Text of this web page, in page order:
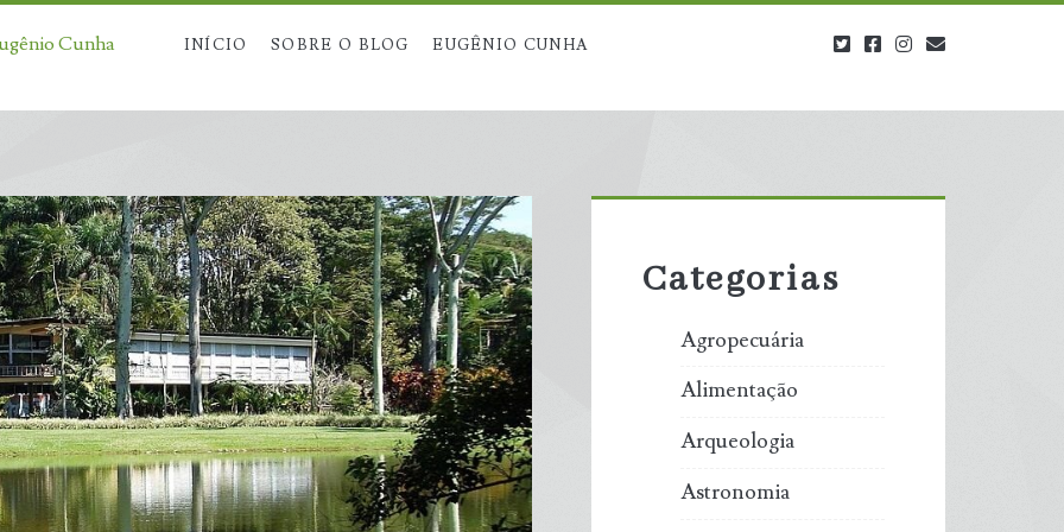
Cunha INÍCIO SOBRE O BLOG EUGÊNIO CUNHA twitterfacebookinstagram
Sidebar
Categorias
Agropecuária
Alimentação
Arqueologia
Astronomia